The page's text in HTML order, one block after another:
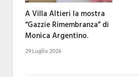
A Villa Altieri la mostra
“Gazzie Rimembranza” di
Monica Argentino.
29 Luglio 2026